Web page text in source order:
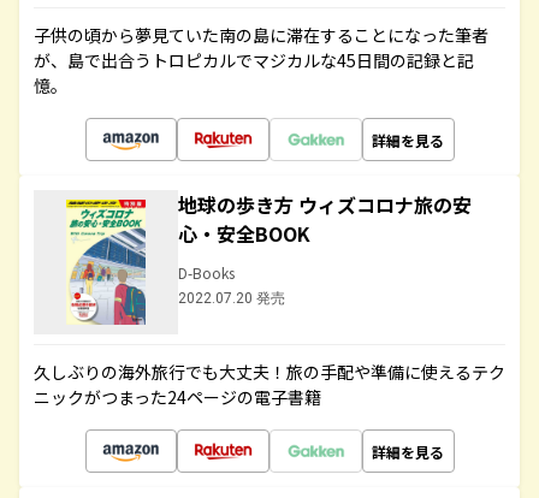
子供の頃から夢見ていた南の島に滞在することになった筆者
が、島で出合うトロピカルでマジカルな45日間の記録と記
憶。
詳細を見る
地球の歩き方 ウィズコロナ旅の安
心・安全BOOK
D-Books
2022.07.20 発売
久しぶりの海外旅行でも大丈夫！旅の手配や準備に使えるテク
ニックがつまった24ページの電子書籍
詳細を見る